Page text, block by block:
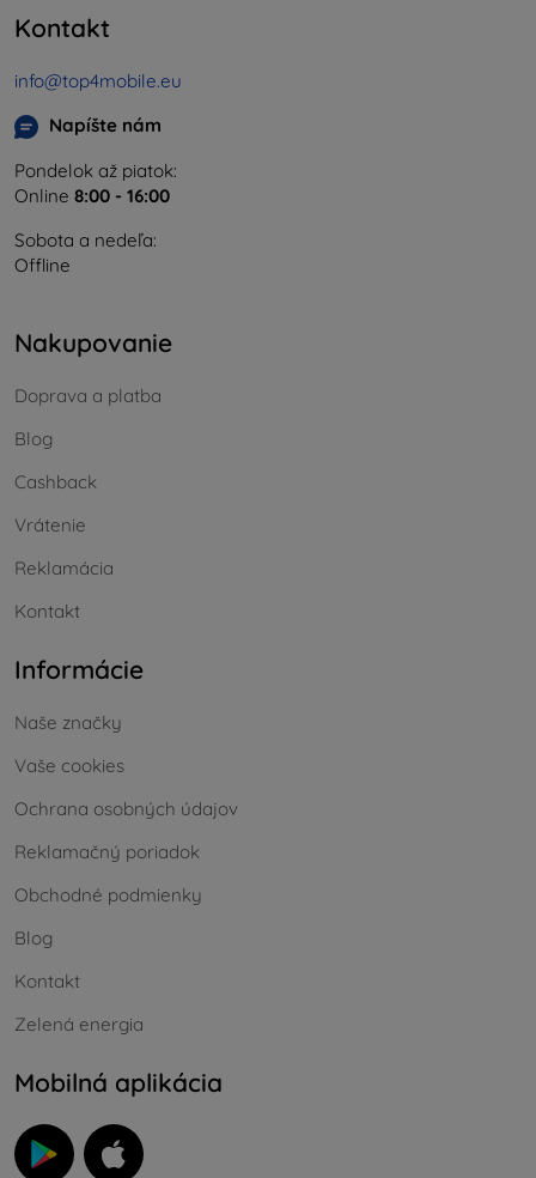
Kontakt
info@top4mobile.eu
Napíšte nám
Pondelok až piatok:
Online 8:00 - 16:00
Sobota a nedeľa:
Offline
Nakupovanie
Doprava a platba
Blog
Cashback
Vrátenie
Reklamácia
Kontakt
Informácie
Naše značky
Vaše cookies
Ochrana osobných údajov
Reklamačný poriadok
Obchodné podmienky
Blog
Kontakt
Zelená energia
Mobilná aplikácia